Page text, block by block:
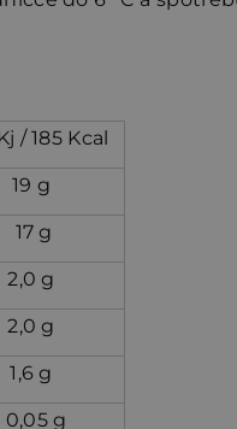
/ 185 Kcal
19 g
17 g
2,0 g
2,0 g
1,6 g
0,05 g